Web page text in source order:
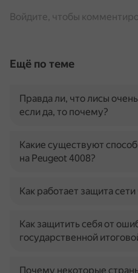
Войдите, чтобы
Ещё по теме
Правда ли, что лисы
если да, то почему?
Какие существуют
на Peugeot 4008?
Как работает защита
Как защитить себя от
государственной
Почему некоторые